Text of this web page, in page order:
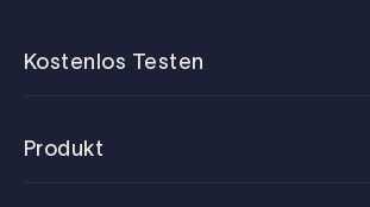
Kostenlos Testen
Produkt